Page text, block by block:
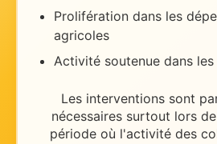
Prolifération dans les
agricoles
Activité soutenue dans
Les interventions sont
nécessaires surtout lors
période où l'activité des